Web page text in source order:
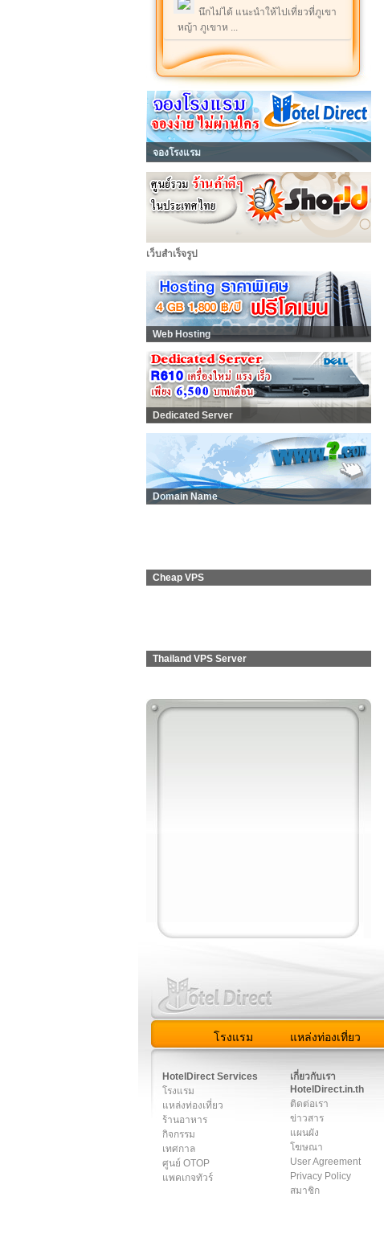
นึกไม่ได้ แนะนำให้ไปเที่ยวที่ภูเขา
หญ้า ภูเขาห ...
จองโรงแรม
เว็บสำเร็จรูป
Web Hosting
Dedicated Server
Domain Name
Cheap VPS
Thailand VPS Server
โรงแรม แหล่งท่องเที่ยว
HotelDirect Services
โรงแรม
แหล่งท่องเที่ยว
ร้านอาหาร
กิจกรรม
เทศกาล
ศูนย์ OTOP
แพคเกจทัวร์
เกี่ยวกับเรา
HotelDirect.in.th
ติดต่อเรา
ข่าวสาร
แผนผัง
โฆษณา
User Agreement
Privacy Policy
สมาชิก